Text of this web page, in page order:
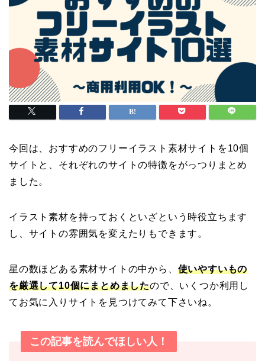
今回は、おすすめのフリーイラスト素材サイトを10個
サイトと、それぞれのサイトの特徴をがっつりまとめ
ました。
イラスト素材を持っておくといざという時役立ちます
し、サイトの雰囲気を変えたりもできます。
星の数ほどある素材サイトの中から、 使いやすいもの
を厳選して10個にまとめましたので、いくつか利用し
てお気に入りサイトを見つけてみて下さいね。
この記事を読んでほしい人！